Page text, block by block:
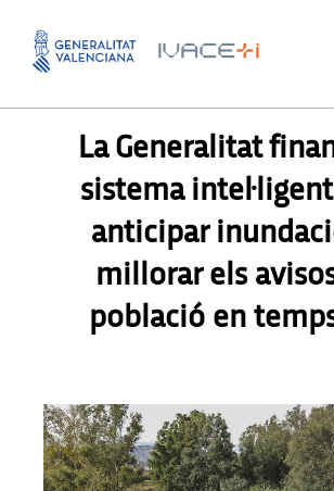
PREMSA , PREMSA
La Generalitat
sistema
anticipar
millorar els
població en